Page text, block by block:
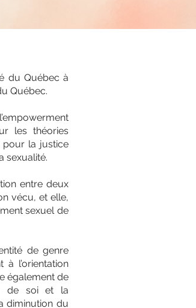
du Québec à
Québec.
les théories
pour la justice
sexualité.
entre deux
vécu, et elle,
sexuel de
de genre
à l’orientation
également de
de soi et la
diminution du